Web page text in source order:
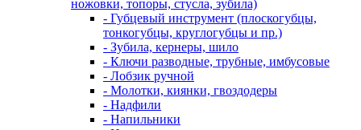
ножовки, топоры, стусла, зубила)
- Губцевый инструмент (плоскогубцы,
тонкогубцы, круглогубцы и пр.)
- Зубила, кернеры, шило
- Ключи разводные, трубные, имбусовые
- Лобзик ручной
- Молотки, киянки, гвоздодеры
- Надфили
- Напильники